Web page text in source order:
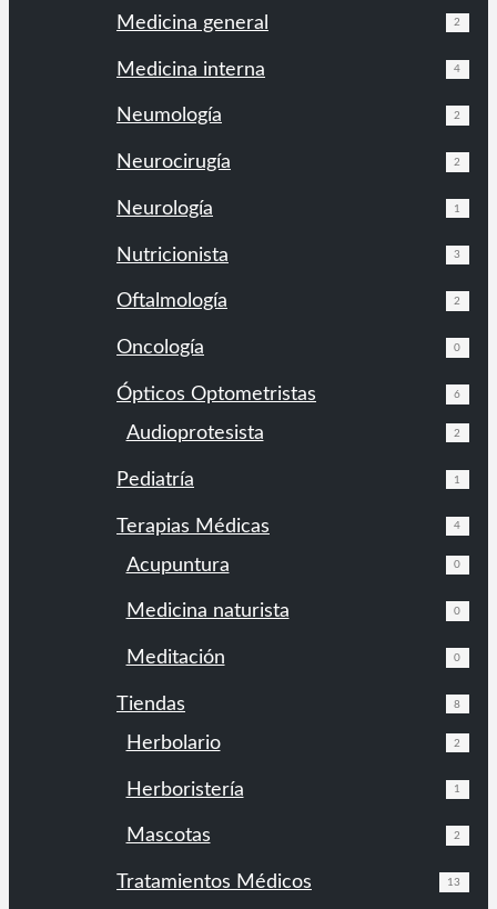
Medicina general 2
Medicina interna 4
Neumología 2
Neurocirugía 2
Neurología 1
Nutricionista 3
Oftalmología 2
Oncología 0
Ópticos Optometristas 6
Audioprotesista 2
Pediatría 1
Terapias Médicas 4
Acupuntura 0
Medicina naturista 0
Meditación 0
Tiendas 8
Herbolario 2
Herboristería 1
Mascotas 2
Tratamientos Médicos 13